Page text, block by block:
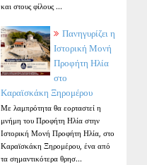
και στους φίλους ...
Πανηγυρίζει η
Ιστορική Μονή
Προφήτη Ηλία
στο
Καραϊσκάκη Ξηρομέρου
Με λαμπρότητα θα εορταστεί η
μνήμη του Προφήτη Ηλία στην
Ιστορική Μονή Προφήτη Ηλία, στο
Καραϊσκάκη Ξηρομέρου, ένα από
τα σημαντικότερα θρησ...